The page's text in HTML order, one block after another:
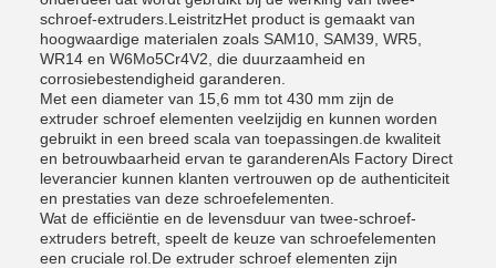
schroef-extruders.LeistritzHet product is gemaakt van
hoogwaardige materialen zoals SAM10, SAM39, WR5,
WR14 en W6Mo5Cr4V2, die duurzaamheid en
corrosiebestendigheid garanderen.
Met een diameter van 15,6 mm tot 430 mm zijn de
extruder schroef elementen veelzijdig en kunnen worden
gebruikt in een breed scala van toepassingen.de kwaliteit
en betrouwbaarheid ervan te garanderenAls Factory Direct
leverancier kunnen klanten vertrouwen op de authenticiteit
en prestaties van deze schroefelementen.
Wat de efficiëntie en de levensduur van twee-schroef-
extruders betreft, speelt de keuze van schroefelementen
een cruciale rol.De extruder schroef elementen zijn